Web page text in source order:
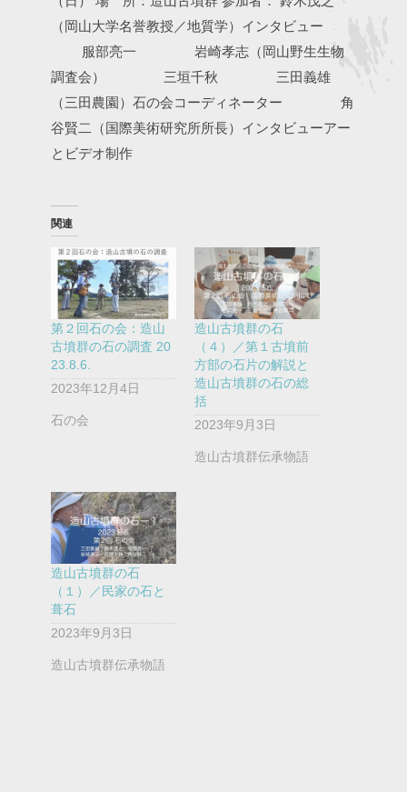
（岡山大学名誉教授／地質学）インタビュー
服部亮一 岩崎孝志（岡山野生生物
調査会）
三垣千秋
三田義雄
（三田農園）石の会コーディネーター 角
谷賢二（国際美術研究所所長）インタビューアー
とビデオ制作
関連
第２回石の会：造山
古墳群の石の調査 20
23.8.6.
2023年12月4日
石の会
造山古墳群の石
（４）／第１古墳前
方部の石片の解説と
造山古墳群の石の総
括
2023年9月3日
造山古墳群伝承物語
造山古墳群の石
（１）／民家の石と
葺石
2023年9月3日
造山古墳群伝承物語